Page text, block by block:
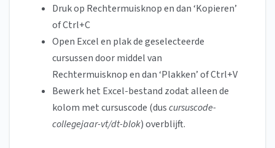
Druk op Rechtermuisknop en dan ‘Kopieren’
of Ctrl+C
Open Excel en plak de geselecteerde
cursussen door middel van
Rechtermuisknop en dan ‘Plakken’ of Ctrl+V
Bewerk het Excel-bestand zodat alleen de
kolom met cursuscode (duscursuscode-
collegejaar-vt/dt-blok) overblijft.